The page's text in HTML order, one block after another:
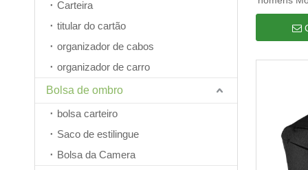
Carteira
titular do cartão
organizador de cabos
organizador de carro
Bolsa de ombro
bolsa carteiro
Saco de estilingue
Bolsa da Camera
de peito